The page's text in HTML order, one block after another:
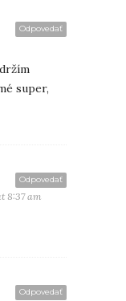
Odpovedať
super,
Odpovedať
8:37 am
Odpovedať